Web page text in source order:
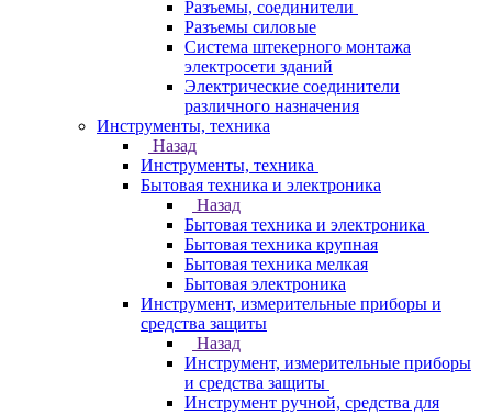
Разъемы, соединители
Разъемы силовые
Система штекерного монтажа
электросети зданий
Электрические соединители
различного назначения
Инструменты, техника
Назад
Инструменты, техника
Бытовая техника и электроника
Назад
Бытовая техника и электроника
Бытовая техника крупная
Бытовая техника мелкая
Бытовая электроника
Инструмент, измерительные приборы и
средства защиты
Назад
Инструмент, измерительные приборы
и средства защиты
Инструмент ручной, средства для